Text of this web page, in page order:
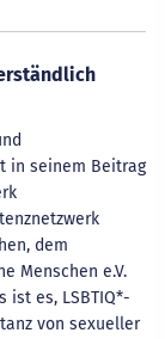
in seinem Beitrag
dem
Menschen e.V.
ist es, LSBTIQ*-
von sexueller